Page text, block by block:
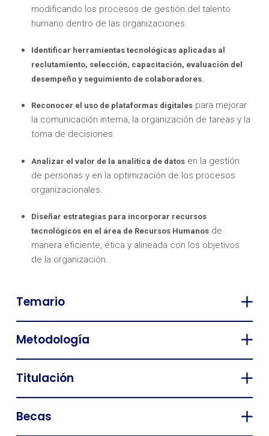
modificando los procesos de gestión del talento
humano dentro de las organizaciones.
Identificar herramientas tecnológicas aplicadas al
reclutamiento, selección, capacitación, evaluación del
desempeño y seguimiento de colaboradores.
Reconocer el uso de plataformas digitales para mejorar
la comunicación interna, la organización de tareas y la
toma de decisiones.
Analizar el valor de la analítica de datos en la gestión
de personas y en la optimización de los procesos
organizacionales.
Diseñar estrategias para incorporar recursos
tecnológicos en el área de Recursos Humanos de
manera eficiente, ética y alineada con los objetivos
de la organización.
Temario
Metodología
Titulación
Becas